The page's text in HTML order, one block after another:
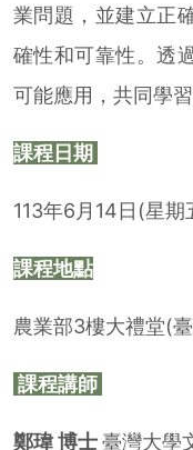
業問題，並建立正
確性和可靠性。透
可能應用，共同學
課程日期
113年6月14日(星
課程地點
農業部3樓大禮堂(
課程講師
鄭瑋 博士臺灣大學